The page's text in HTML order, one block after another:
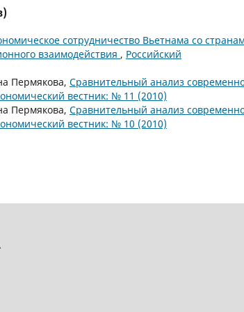
сотрудничество Вьетнама со
взаимодействия , Российский
Пермякова, Сравнительный анализ
вестник: № 11 (2010)
Пермякова, Сравнительный анализ
вестник: № 10 (2010)